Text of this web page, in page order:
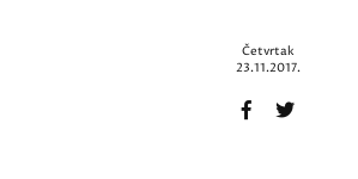
Četvrtak
23.11.2017.